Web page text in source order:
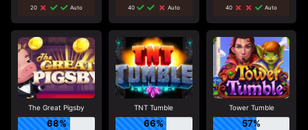
20
Auto
40
Auto
40
Auto
The Great Pigsby
68%
TNT Tumble
66%
Tower Tumble
57%